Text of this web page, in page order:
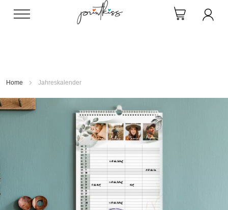
Home Jahreskalender